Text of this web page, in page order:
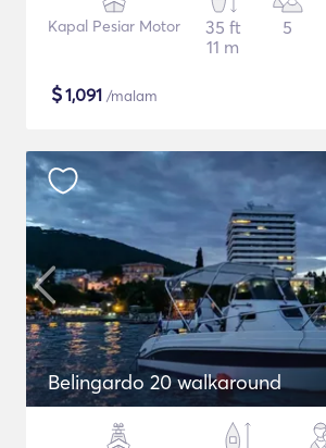
Kapal Pesiar Motor
35 ft
11 m
5
$1,091 /malam
Belingardo 20 walkaround